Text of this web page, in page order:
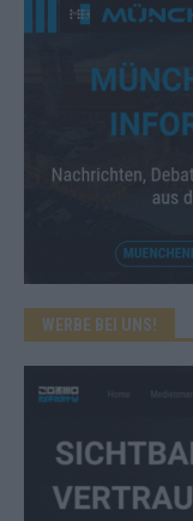
WERBE BEI UNS!